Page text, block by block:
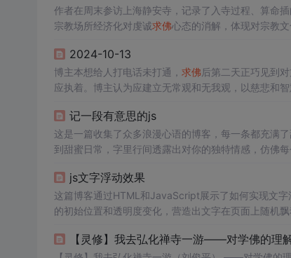
作者在周末参访上海静安寺，记录了入寺过程、算命
宗教场所经济化对虔诚求佛心态的消解，体现对宗教
2024-10-13
博主本想给人打电话未打通， 求佛后第二天正巧见到
应执着。博主认为应建立无常观和无我观，以慈悲和智
记一段有意思的js
这是一篇收集了众多浪漫心语的博客，每一条都充满
到甜蜜日常，字里行间透露出对你的独特情感，仿佛
js文字浮动效果
这篇博客通过HTML和JavaScript展示了如何实现文
的初始位置和透明度变化，营造出文字在页面上随机
【灵修】我去弘化禅寺一游——对学佛的理